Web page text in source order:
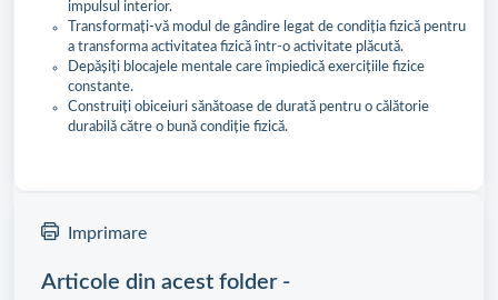
impulsul interior.
Transformați-vă modul de gândire legat de condiția fizică pentru
a transforma activitatea fizică într-o activitate plăcută.
Depășiți blocajele mentale care împiedică exercițiile fizice
constante.
Construiți obiceiuri sănătoase de durată pentru o călătorie
durabilă către o bună condiție fizică.
Imprimare
Articole din acest folder -